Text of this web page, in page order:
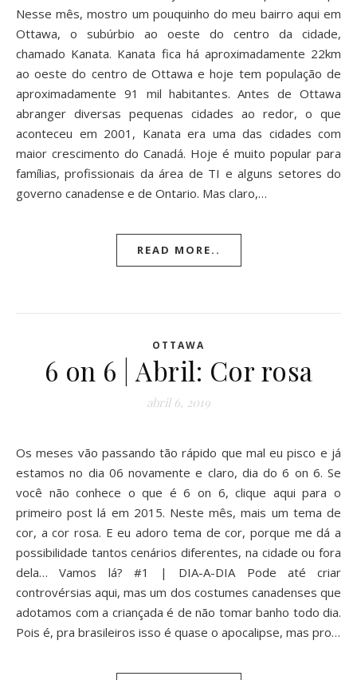
Nesse mês, mostro um pouquinho do meu bairro aqui em
Ottawa, o subúrbio ao oeste do centro da cidade,
chamado Kanata. Kanata fica há aproximadamente 22km
ao oeste do centro de Ottawa e hoje tem população de
aproximadamente 91 mil habitantes. Antes de Ottawa
abranger diversas pequenas cidades ao redor, o que
aconteceu em 2001, Kanata era uma das cidades com
maior crescimento do Canadá. Hoje é muito popular para
famílias, profissionais da área de TI e alguns setores do
governo canadense e de Ontario. Mas claro,…
READ MORE..
OTTAWA
6 on 6 | Abril: Cor rosa
abril 6, 2019
Os meses vão passando tão rápido que mal eu pisco e já
estamos no dia 06 novamente e claro, dia do 6 on 6. Se
você não conhece o que é 6 on 6, clique aqui para o
primeiro post lá em 2015. Neste mês, mais um tema de
cor, a cor rosa. E eu adoro tema de cor, porque me dá a
possibilidade tantos cenários diferentes, na cidade ou fora
dela… Vamos lá? #1 | DIA-A-DIA Pode até criar
controvérsias aqui, mas um dos costumes canadenses que
adotamos com a criançada é de não tomar banho todo dia.
Pois é, pra brasileiros isso é quase o apocalipse, mas pro…